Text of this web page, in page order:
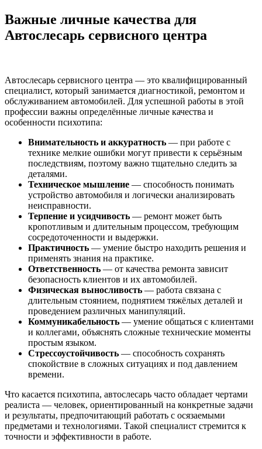
Важные личные качества для
Автослесарь сервисного центра
Автослесарь сервисного центра — это квалифицированный
специалист, который занимается диагностикой, ремонтом и
обслуживанием автомобилей. Для успешной работы в этой
профессии важны определённые личные качества и
особенности психотипа:
Внимательность и аккуратность — при работе с
технике мелкие ошибки могут привести к серьёзным
последствиям, поэтому важно тщательно следить за
деталями.
Техническое мышление — способность понимать
устройство автомобиля и логически анализировать
неисправности.
Терпение и усидчивость — ремонт может быть
кропотливым и длительным процессом, требующим
сосредоточенности и выдержки.
Практичность — умение быстро находить решения и
применять знания на практике.
Ответственность — от качества ремонта зависит
безопасность клиентов и их автомобилей.
Физическая выносливость — работа связана с
длительным стоянием, поднятием тяжёлых деталей и
проведением различных манипуляций.
Коммуникабельность — умение общаться с клиентами
и коллегами, объяснять сложные технические моменты
простым языком.
Стрессоустойчивость — способность сохранять
спокойствие в сложных ситуациях и под давлением
времени.
Что касается психотипа, автослесарь часто обладает чертами
реалиста — человек, ориентированный на конкретные задачи
и результаты, предпочитающий работать с осязаемыми
предметами и технологиями. Такой специалист стремится к
точности и эффективности в работе.